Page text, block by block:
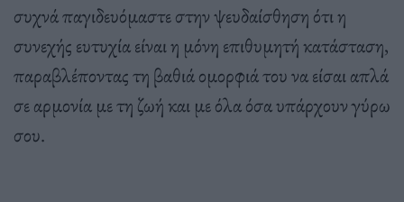
συχνά παγιδευόμαστε στην ψευδαίσθηση ότι η
συνεχής ευτυχία είναι η μόνη επιθυμητή κατάσταση,
παραβλέποντας τη βαθιά ομορφιά του να είσαι απλά
σε αρμονία με τη ζωή και με όλα όσα υπάρχουν γύρω
σου.